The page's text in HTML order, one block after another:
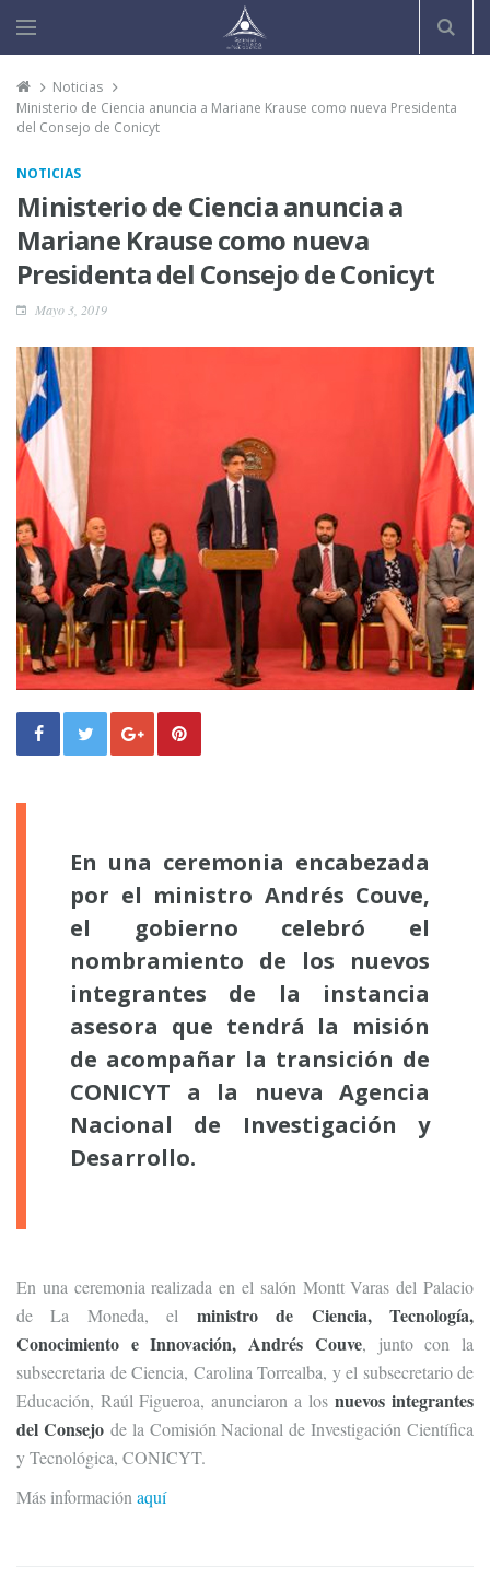
Noticias
Ministerio de Ciencia anuncia a Mariane Krause como nueva Presidenta
del Consejo de Conicyt
NOTICIAS
Ministerio de Ciencia anuncia a
Mariane Krause como nueva
Presidenta del Consejo de Conicyt
Mayo 3, 2019
En una ceremonia encabezada
por el ministro Andrés Couve,
el gobierno celebró el
nombramiento de los nuevos
integrantes de la instancia
asesora que tendrá la misión
de acompañar la transición de
CONICYT a la nueva Agencia
Nacional de Investigación y
Desarrollo.
En una ceremonia realizada en el salón Montt Varas del Palacio
de La Moneda, elministro de Ciencia, Tecnología,
Conocimiento e Innovación, Andrés Couve, junto con la
subsecretaria de Ciencia, Carolina Torrealba, y el subsecretario de
Educación, Raúl Figueroa, anunciaron a losnuevos integrantes
del Consejode la Comisión Nacional de Investigación Científica
y Tecnológica, CONICYT.
Más información aquí